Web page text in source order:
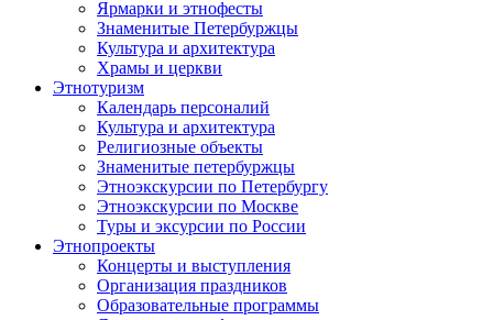
Ярмарки и этнофесты
Знаменитые Петербуржцы
Культура и архитектура
Храмы и церкви
Этнотуризм
Календарь персоналий
Культура и архитектура
Религиозные объекты
Знаменитые петербуржцы
Этноэкскурсии по Петербургу
Этноэкскурсии по Москве
Туры и эксурсии по России
Этнопроекты
Концерты и выступления
Организация праздников
Образовательные программы